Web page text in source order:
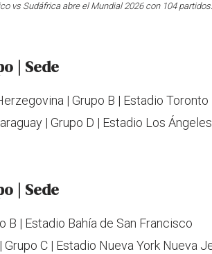
vs Sudáfrica abre el Mundial 2026 con 104
| Sede
| Grupo B | Estadio Toronto
| Grupo D | Estadio Los Ángeles
| Sede
B | Estadio Bahía de San Francisco
C | Estadio Nueva York Nueva